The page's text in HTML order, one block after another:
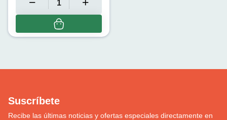
Suscríbete
Recibe las últimas noticias y ofertas especiales directamente en